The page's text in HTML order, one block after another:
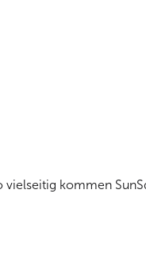
vielseitig kommen